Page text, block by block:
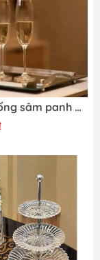
Bộ 6 ly uống sâm panh pha lê Colibri Bohemia (6 ly dung tích 220ml)